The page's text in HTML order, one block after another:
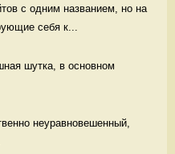
с одним названием, но на
себя к...
шутка, в основном
неуравновешенный,